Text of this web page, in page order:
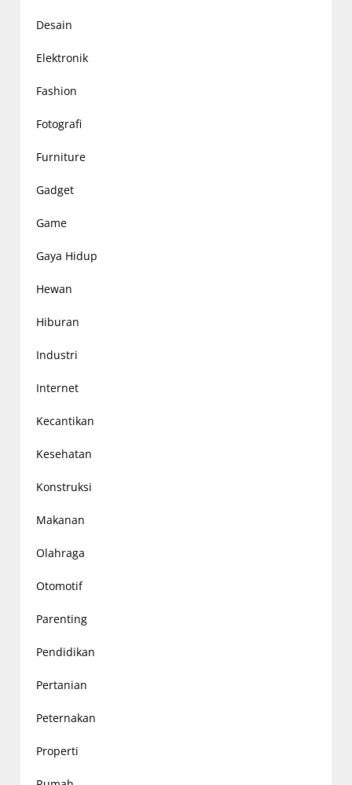
Desain
Elektronik
Fashion
Fotografi
Furniture
Gadget
Game
Gaya Hidup
Hewan
Hiburan
Industri
Internet
Kecantikan
Kesehatan
Konstruksi
Makanan
Olahraga
Otomotif
Parenting
Pendidikan
Pertanian
Peternakan
Properti